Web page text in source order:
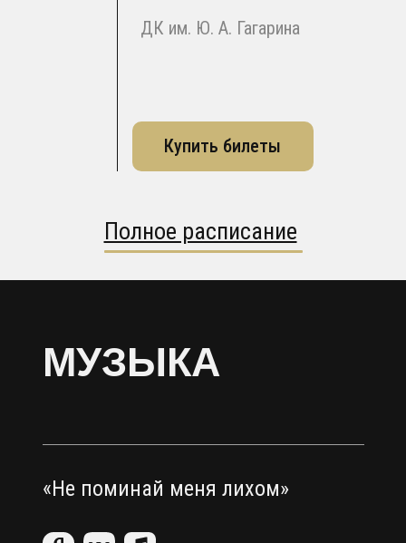
ДК им. Ю. А. Гагарина
Полное расписание
Купить билеты
«Не поминай меня лихом»
МУЗЫКА